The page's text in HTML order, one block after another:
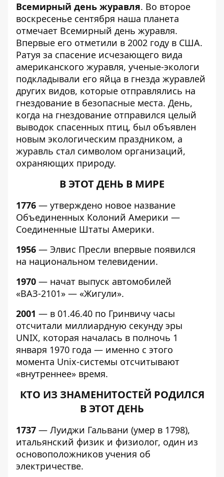
Всемирный день журавля. Во второе
воскресенье сентября наша планета
отмечает Всемирный день журавля.
Впервые его отметили в 2002 году в США.
Ратуя за спасение исчезающего вида
американского журавля, ученые-экологи
подкладывали его яйца в гнезда журавлей
других видов, которые отправлялись на
гнездование в безопасные места. День,
когда на гнездование отправился целый
выводок спасенных птиц, был объявлен
новым экологическим праздником, а
журавль стал символом организаций,
охраняющих природу.
В ЭТОТ ДЕНЬ В МИРЕ
1776 — утверждено новое название
Объединенных Колоний Америки —
Соединенные Штаты Америки.
1956 — Элвис Пресли впервые появился
на национальном телевидении.
1970 — начат выпуск автомобилей
«ВАЗ-2101» — «Жигули».
2001 — в 01.46.40 по Гринвичу часы
отсчитали миллиардную секунду эры
UNIX, которая началась в полночь 1
января 1970 года — именно с этого
момента Unix-системы отсчитывают
«внутреннее» время.
КТО ИЗ ЗНАМЕНИТОСТЕЙ РОДИЛСЯ
В ЭТОТ ДЕНЬ
1737 — Луиджи Гальвани (умер в 1798),
итальянский физик и физиолог, один из
основоположников учения об
электричестве.